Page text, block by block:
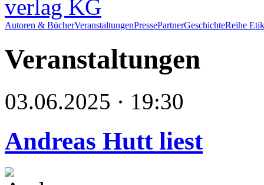
Autoren & BücherVeranstaltungenPressePartnerGeschichteReihe
Veranstaltungen
03.06.2025 · 19:30
Andreas Hutt liest